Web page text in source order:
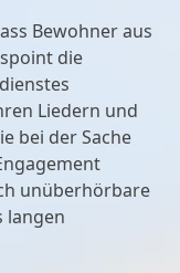
Bewohner aus
die
Liedern und
bei der Sache
unüberhörbare
langen